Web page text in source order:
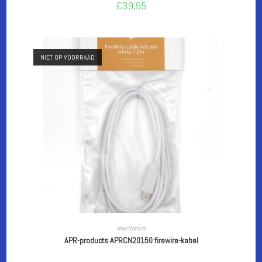
€39,95
NIET OP VOORRAAD
LEES VERDER
electronica
APR-products APRCN20150 firewire-kabel